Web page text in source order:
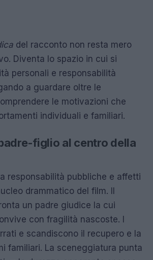
del racconto non resta mero
Diventa lo spazio in cui si
personali e responsabilità
a guardare oltre le
le motivazioni che
individuali e familiari.
figlio al centro della
responsabilità pubbliche e affetti
drammatico del film. Il
un padre giudice la cui
con fragilità nascoste. I
e scandiscono il recupero e la
familiari. La sceneggiatura punta